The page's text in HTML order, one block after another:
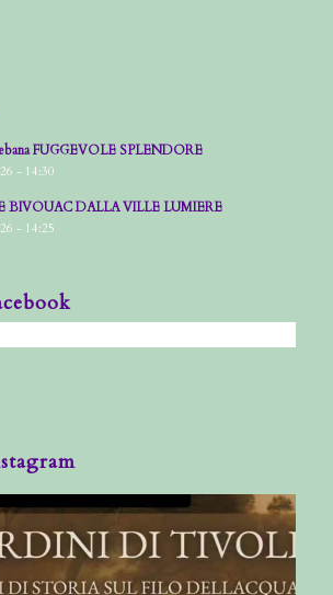
FUGGEVOLE SPLENDORE
- 14:30
BIVOUAC DALLA VILLE LUMIERE
- 14:25